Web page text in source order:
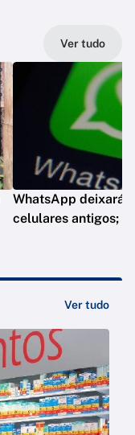
Ver tudo
WhatsApp deixará
celulares antigos;
Ver tudo